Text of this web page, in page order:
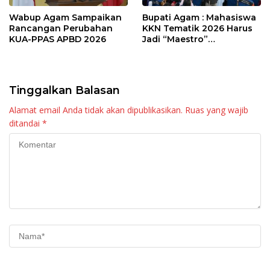
Wabup Agam Sampaikan
Rancangan Perubahan
KUA-PPAS APBD 2026
Bupati Agam : Mahasiswa
KKN Tematik 2026 Harus
Jadi “Maestro”
Tinggalkan Balasan
Alamat email Anda tidak akan dipublikasikan. Ruas yang wajib
ditandai *